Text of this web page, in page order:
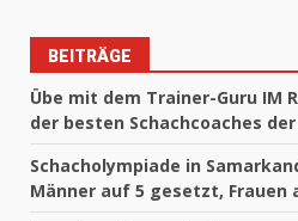
BEITRÄGE
Übe mit dem Trainer-Guru IM
der besten Schachcoaches der
Schacholympiade in
Männer auf 5 gesetzt, Frauen